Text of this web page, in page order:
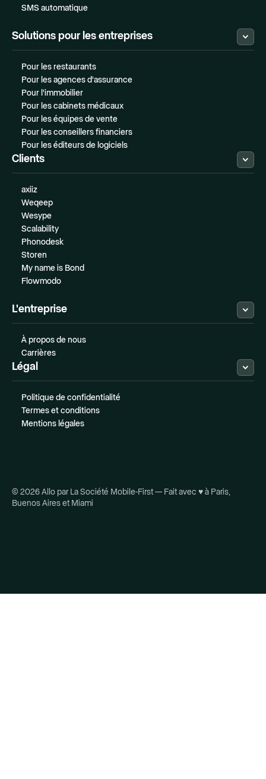
SMS automatique
Solutions pour les entreprises
Pour les restaurants
Pour les agences d'assurance
Pour l'immobilier
Pour les cabinets médicaux
Pour les équipes de vente
Pour les conseillers financiers
Pour les éditeurs de logiciels
Clients
axiiz
Weqeep
Wesype
Scalability
Phonodesk
Storen
My name is Bond
Flowmodo
L'entreprise
À propos de nous
Carrières
Légal
Politique de confidentialité
Termes et conditions
Mentions légales
© 2026 Allo par La Société Mobile-First — Fait avec ♥ à Paris,
Buenos Aires et Miami